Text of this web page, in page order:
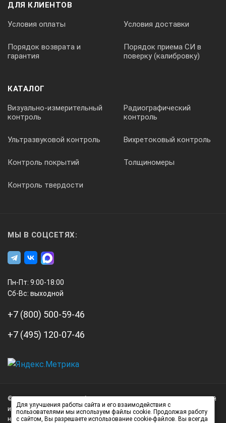
ДЛЯ КЛИЕНТОВ
Условия оплаты Условия доставки
Порядок возврата и
гарантия
Порядок приема СИ в
поверку (калибровку)
КАТАЛОГ
Визуально-измерительный
контроль
Радиографический
контроль
Ультразвуковой контроль Вихретоковый контроль
Контроль покрытий Толщиномеры
Контроль твердости
МЫ В СОЦСЕТЯХ:
Пн-Пт: 9:00-18:00
Сб-Вс: выходной
+7 (800) 500-59-46
+7 (495) 120-07-46
Нагорный
проезд
© 2026 А3 Инжиниринг Обращаем Ваше внимание на то, что данный
интернет-сайт носит исключительно информационный характер и
ни при каких условиях не является публичной офертой,
Для улучшения работы сайта и его взаимодействия с
пользователями мы используем файлы cookie. Продолжая работу
с сайтом, Вы разрешаете использование cookie-файлов. Вы всегда